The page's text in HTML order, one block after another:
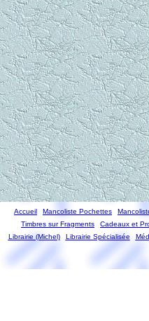
Accueil Mancoliste Pochettes
Timbres sur Fragments
Cadeaux et
Librairie (Michel)
Librairie Spécialisée